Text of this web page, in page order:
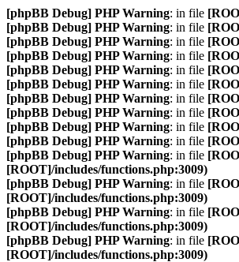
[phpBB Debug] PHP Warning: in file
[phpBB Debug] PHP Warning: in file
[phpBB Debug] PHP Warning: in file
[phpBB Debug] PHP Warning: in file
[phpBB Debug] PHP Warning: in file
[phpBB Debug] PHP Warning: in file
[phpBB Debug] PHP Warning: in file
[phpBB Debug] PHP Warning: in file
[phpBB Debug] PHP Warning: in file
[phpBB Debug] PHP Warning: in file
[phpBB Debug] PHP Warning: in file
[ROOT]/includes/functions.php:3009)
[phpBB Debug] PHP Warning: in file
[ROOT]/includes/functions.php:3009)
[phpBB Debug] PHP Warning: in file
[ROOT]/includes/functions.php:3009)
[phpBB Debug] PHP Warning: in file
[ROOT]/includes/functions.php:3009)